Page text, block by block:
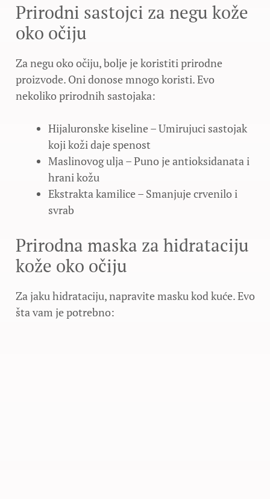
Prirodni sastojci za negu kože
oko očiju
Za negu oko očiju, bolje je koristiti prirodne
proizvode. Oni donose mnogo koristi. Evo
nekoliko prirodnih sastojaka:
Hijaluronske kiseline – Umirujuci sastojak
koji koži daje spenost
Maslinovog ulja – Puno je antioksidanata i
hrani kožu
Ekstrakta kamilice – Smanjuje crvenilo i
svrab
Prirodna maska za hidrataciju
kože oko očiju
Za jaku hidrataciju, napravite masku kod kuće. Evo
šta vam je potrebno: